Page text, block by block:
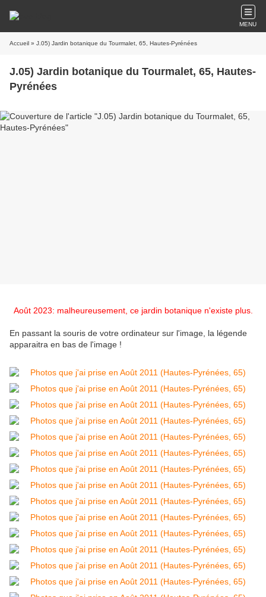
MENU
Accueil » J.05) Jardin botanique du Tourmalet, 65, Hautes-Pyrénées
J.05) Jardin botanique du Tourmalet, 65, Hautes-
Pyrénées
Août 2023: malheureusement, ce jardin botanique n'existe plus.
En passant la souris de votre ordinateur sur l'image, la légende
apparaitra en bas de l'image !